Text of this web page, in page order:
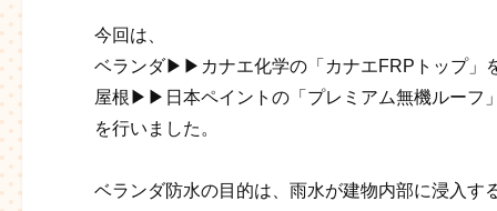
今回は、
ベランダ▶▶カナエ化学の「カナエFRPトップ」
屋根▶▶日本ペイントの「プレミアム無機ルーフ
を行いました。
ベランダ防水の目的は、雨水が建物内部に浸入す